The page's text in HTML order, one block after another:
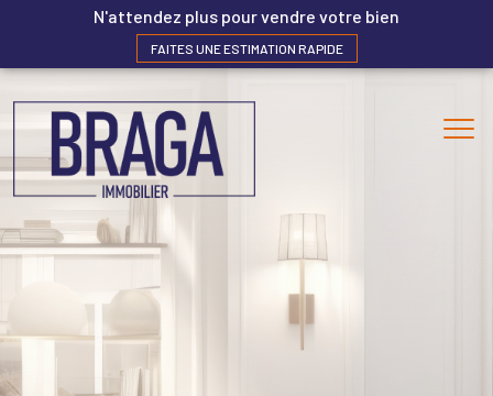
N'attendez plus pour vendre votre bien
FAITES UNE ESTIMATION RAPIDE